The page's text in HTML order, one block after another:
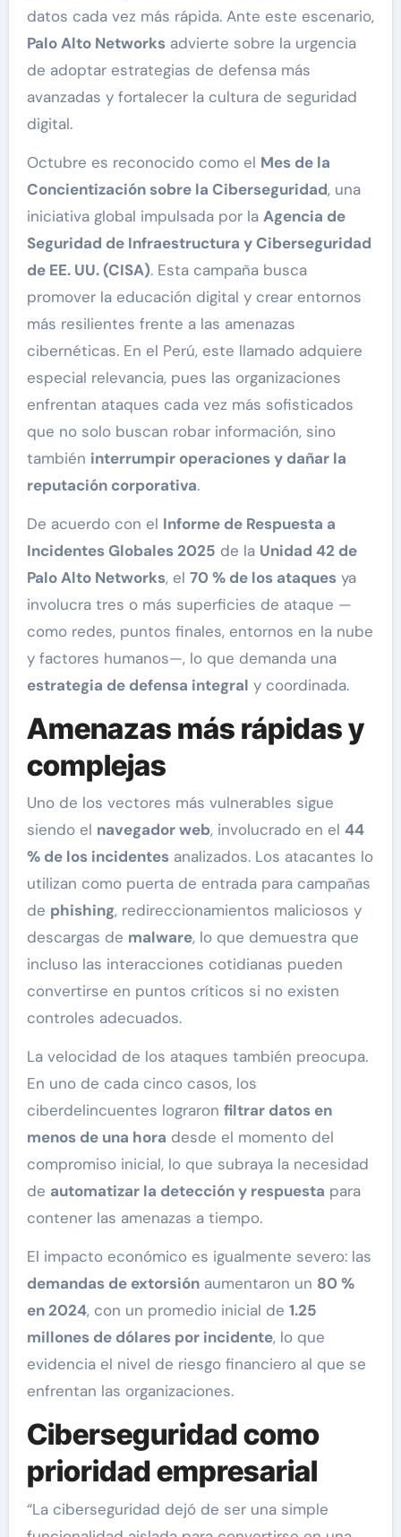
datos cada vez más rápida. Ante este escenario,
Palo Alto Networksadvierte sobre la urgencia
de adoptar estrategias de defensa más
avanzadas y fortalecer la cultura de seguridad
digital.
Octubre es reconocido como el Mes de la
Concientización sobre la Ciberseguridad, una
iniciativa global impulsada por la Agencia de
Seguridad de Infraestructura y Ciberseguridad
de EE. UU. (CISA). Esta campaña busca
promover la educación digital y crear entornos
más resilientes frente a las amenazas
cibernéticas. En el Perú, este llamado adquiere
especial relevancia, pues las organizaciones
enfrentan ataques cada vez más sofisticados
que no solo buscan robar información, sino
también interrumpir operaciones y dañar la
reputación corporativa.
De acuerdo con el Informe de Respuesta a
Incidentes Globales 2025 de la Unidad 42 de
Palo Alto Networks, el 70 % de los ataquesya
involucra tres o más superficies de ataque —
como redes, puntos finales, entornos en la nube
y factores humanos—, lo que demanda una
estrategia de defensa integral y coordinada.
Amenazas más rápidas y
complejas
Uno de los vectores más vulnerables sigue
siendo el navegador web, involucrado en el 44
% de los incidentesanalizados. Los atacantes lo
utilizan como puerta de entrada para campañas
de phishing, redireccionamientos maliciosos y
descargas de malware, lo que demuestra que
incluso las interacciones cotidianas pueden
convertirse en puntos críticos si no existen
controles adecuados.
La velocidad de los ataques también preocupa.
En uno de cada cinco casos, los
ciberdelincuentes lograron filtrar datos en
menos de una hora desde el momento del
compromiso inicial, lo que subraya la necesidad
de automatizar la detección y respuesta para
contener las amenazas a tiempo.
El impacto económico es igualmente severo: las
demandas de extorsiónaumentaron un 80 %
en 2024, con un promedio inicial de 1.25
millones de dólares por incidente, lo que
evidencia el nivel de riesgo financiero al que se
enfrentan las organizaciones.
Ciberseguridad como
prioridad empresarial
“La ciberseguridad dejó de ser una simple